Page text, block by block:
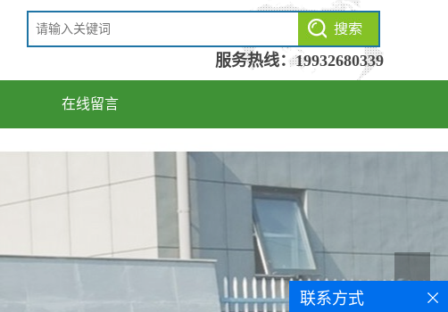
服务热线：19932680339
在线留言
联系方式